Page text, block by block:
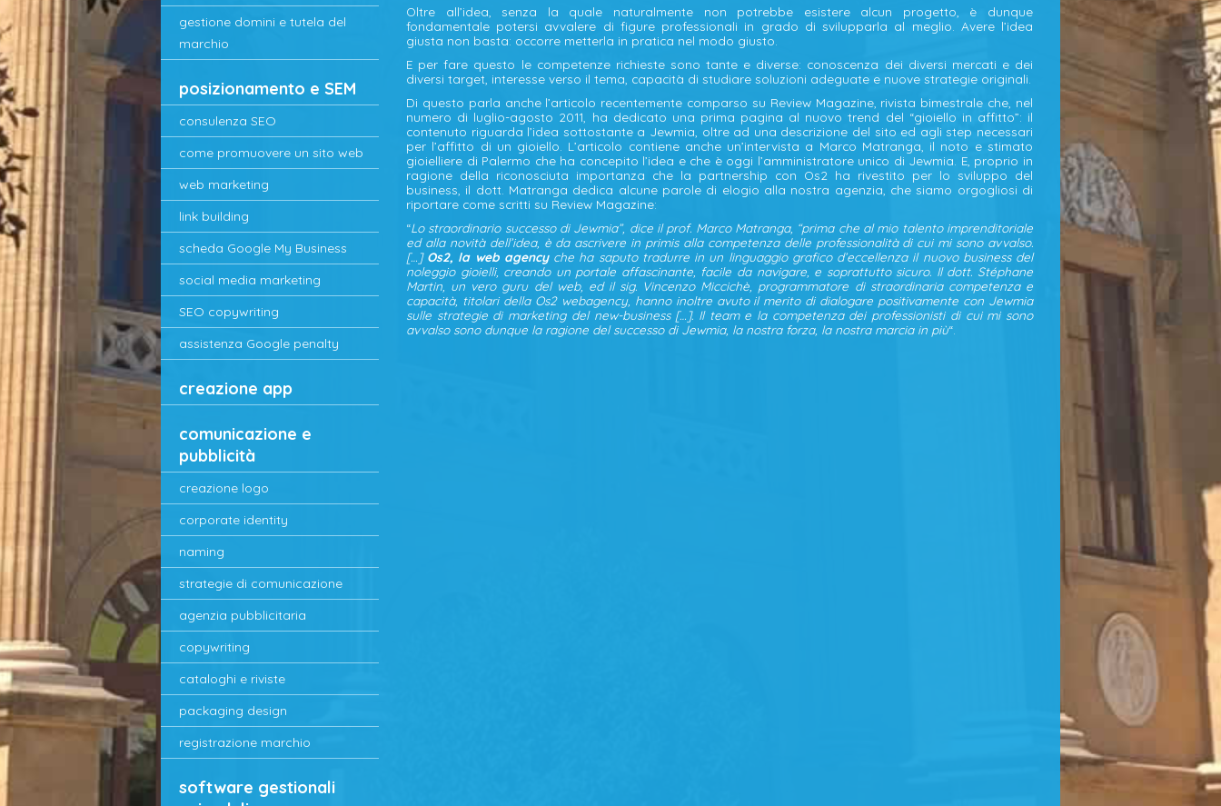
gestione domini e tutela del
marchio
posizionamento e SEM
consulenza SEO
come promuovere un sito web
web marketing
link building
scheda Google My Business
social media marketing
SEO copywriting
assistenza Google penalty
creazione app
comunicazione e
pubblicità
creazione logo
corporate identity
naming
strategie di comunicazione
agenzia pubblicitaria
copywriting
cataloghi e riviste
packaging design
registrazione marchio
software gestionali
Oltre all’idea, senza la quale naturalmente non potrebbe esistere alcun progetto, è dunque
fondamentale potersi avvalere di figure professionali in grado di svilupparla al meglio. Avere l’idea
giusta non basta: occorre metterla in pratica nel modo giusto.
E per fare questo le competenze richieste sono tante e diverse: conoscenza dei diversi mercati e dei
diversi target, interesse verso il tema, capacità di studiare soluzioni adeguate e nuove strategie originali.
Di questo parla anche l’articolo recentemente comparso su Review Magazine, rivista bimestrale che, nel
numero di luglio-agosto 2011, ha dedicato una prima pagina al nuovo trend del “gioiello in affitto”: il
contenuto riguarda l’idea sottostante a Jewmia, oltre ad una descrizione del sito ed agli step necessari
per l’affitto di un gioiello. L’articolo contiene anche un’intervista a Marco Matranga, il noto e stimato
gioielliere di Palermo che ha concepito l’idea e che è oggi l’amministratore unico di Jewmia. E, proprio in
ragione della riconosciuta importanza che la partnership con Os2 ha rivestito per lo sviluppo del
business, il dott. Matranga dedica alcune parole di elogio alla nostra agenzia, che siamo orgogliosi di
riportare come scritti su Review Magazine:
“Lo straordinario successo di Jewmia”, dice il prof. Marco Matranga, “prima che al mio talento imprenditoriale
ed alla novità dell’idea, è da ascrivere in primis alla competenza delle professionalità di cui mi sono avvalso.
[…] Os2, la web agency che ha saputo tradurre in un linguaggio grafico d’eccellenza il nuovo business del
noleggio gioielli, creando un portale affascinante, facile da navigare, e soprattutto sicuro. Il dott. Stéphane
Martin, un vero guru del web, ed il sig. Vincenzo Miccichè, programmatore di straordinaria competenza e
capacità, titolari della Os2 webagency, hanno inoltre avuto il merito di dialogare positivamente con Jewmia
sulle strategie di marketing del new-business […]. Il team e la competenza dei professionisti di cui mi sono
avvalso sono dunque la ragione del successo di Jewmia, la nostra forza, la nostra marcia in più“.